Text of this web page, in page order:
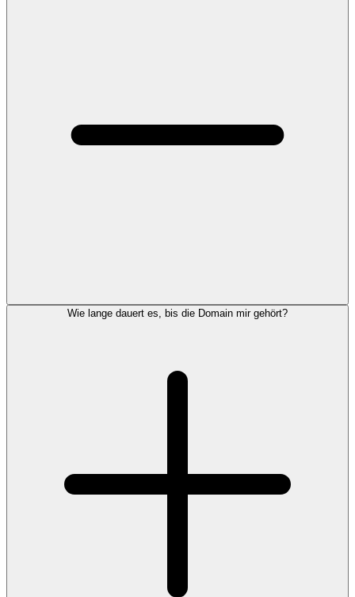
Wie lange dauert es, bis die Domain mir gehört?